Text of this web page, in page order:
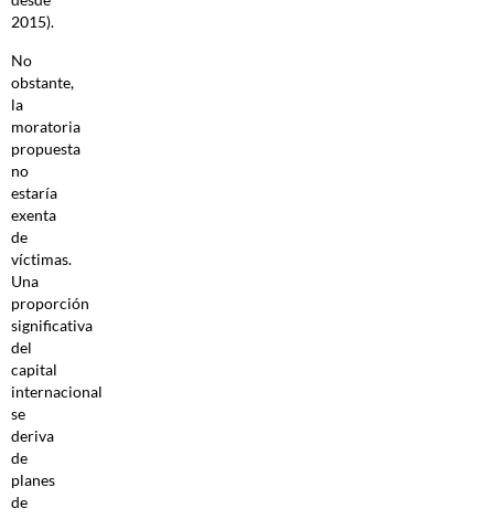
2015).
No
obstante,
la
moratoria
propuesta
no
estaría
exenta
de
víctimas.
Una
proporción
significativa
del
capital
internacional
se
deriva
de
planes
de